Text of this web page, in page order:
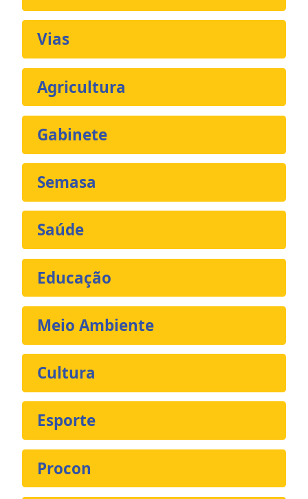
Vias
Agricultura
Gabinete
Semasa
Saúde
Educação
Meio Ambiente
Cultura
Esporte
Procon